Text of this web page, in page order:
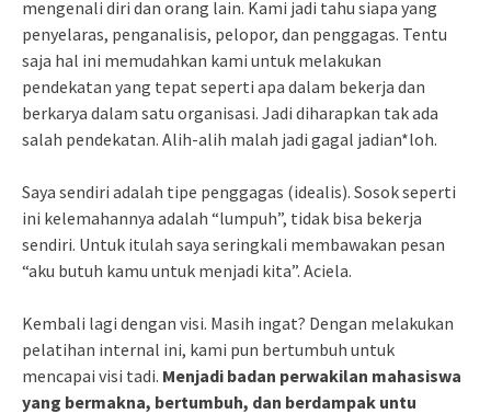
mengenali diri dan orang lain. Kami jadi tahu siapa yang
penyelaras, penganalisis, pelopor, dan penggagas. Tentu
saja hal ini memudahkan kami untuk melakukan
pendekatan yang tepat seperti apa dalam bekerja dan
berkarya dalam satu organisasi. Jadi diharapkan tak ada
salah pendekatan. Alih-alih malah jadi gagal jadian*loh.
Saya sendiri adalah tipe penggagas (idealis). Sosok seperti
ini kelemahannya adalah “lumpuh”, tidak bisa bekerja
sendiri. Untuk itulah saya seringkali membawakan pesan
“aku butuh kamu untuk menjadi kita”. Aciela.
Kembali lagi dengan visi. Masih ingat? Dengan melakukan
pelatihan internal ini, kami pun bertumbuh untuk
mencapai visi tadi. Menjadi badan perwakilan mahasiswa
yang bermakna, bertumbuh, dan berdampak untu